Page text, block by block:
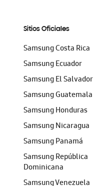
Sitios Oficiales
Samsung Costa Rica
Samsung Ecuador
Samsung El Salvador
Samsung Guatemala
Samsung Honduras
Samsung Nicaragua
Samsung Panamá
Samsung República
Dominicana
Samsung Venezuela